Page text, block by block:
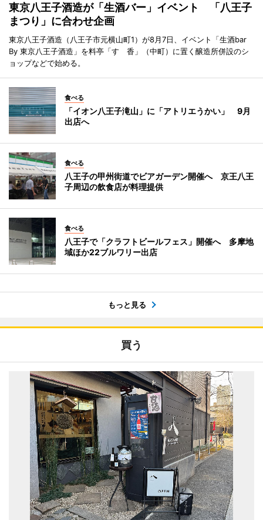
東京八王子酒造が「生酒バー」イベント 「八王子
まつり」に合わせ企画
東京八王子酒造（八王子市元横山町1）が8月7日、イベント「生酒bar
By 東京八王子酒造」を料亭「すゞ香」（中町）に置く醸造所併設のシ
ョップなどで始める。
食べる
「イオン八王子滝山」に「アトリエうかい」 9月
出店へ
食べる
八王子の甲州街道でビアガーデン開催へ 京王八王
子周辺の飲食店が料理提供
食べる
八王子で「クラフトビールフェス」開催へ 多摩地
域ほか22ブルワリー出店
もっと見る
買う